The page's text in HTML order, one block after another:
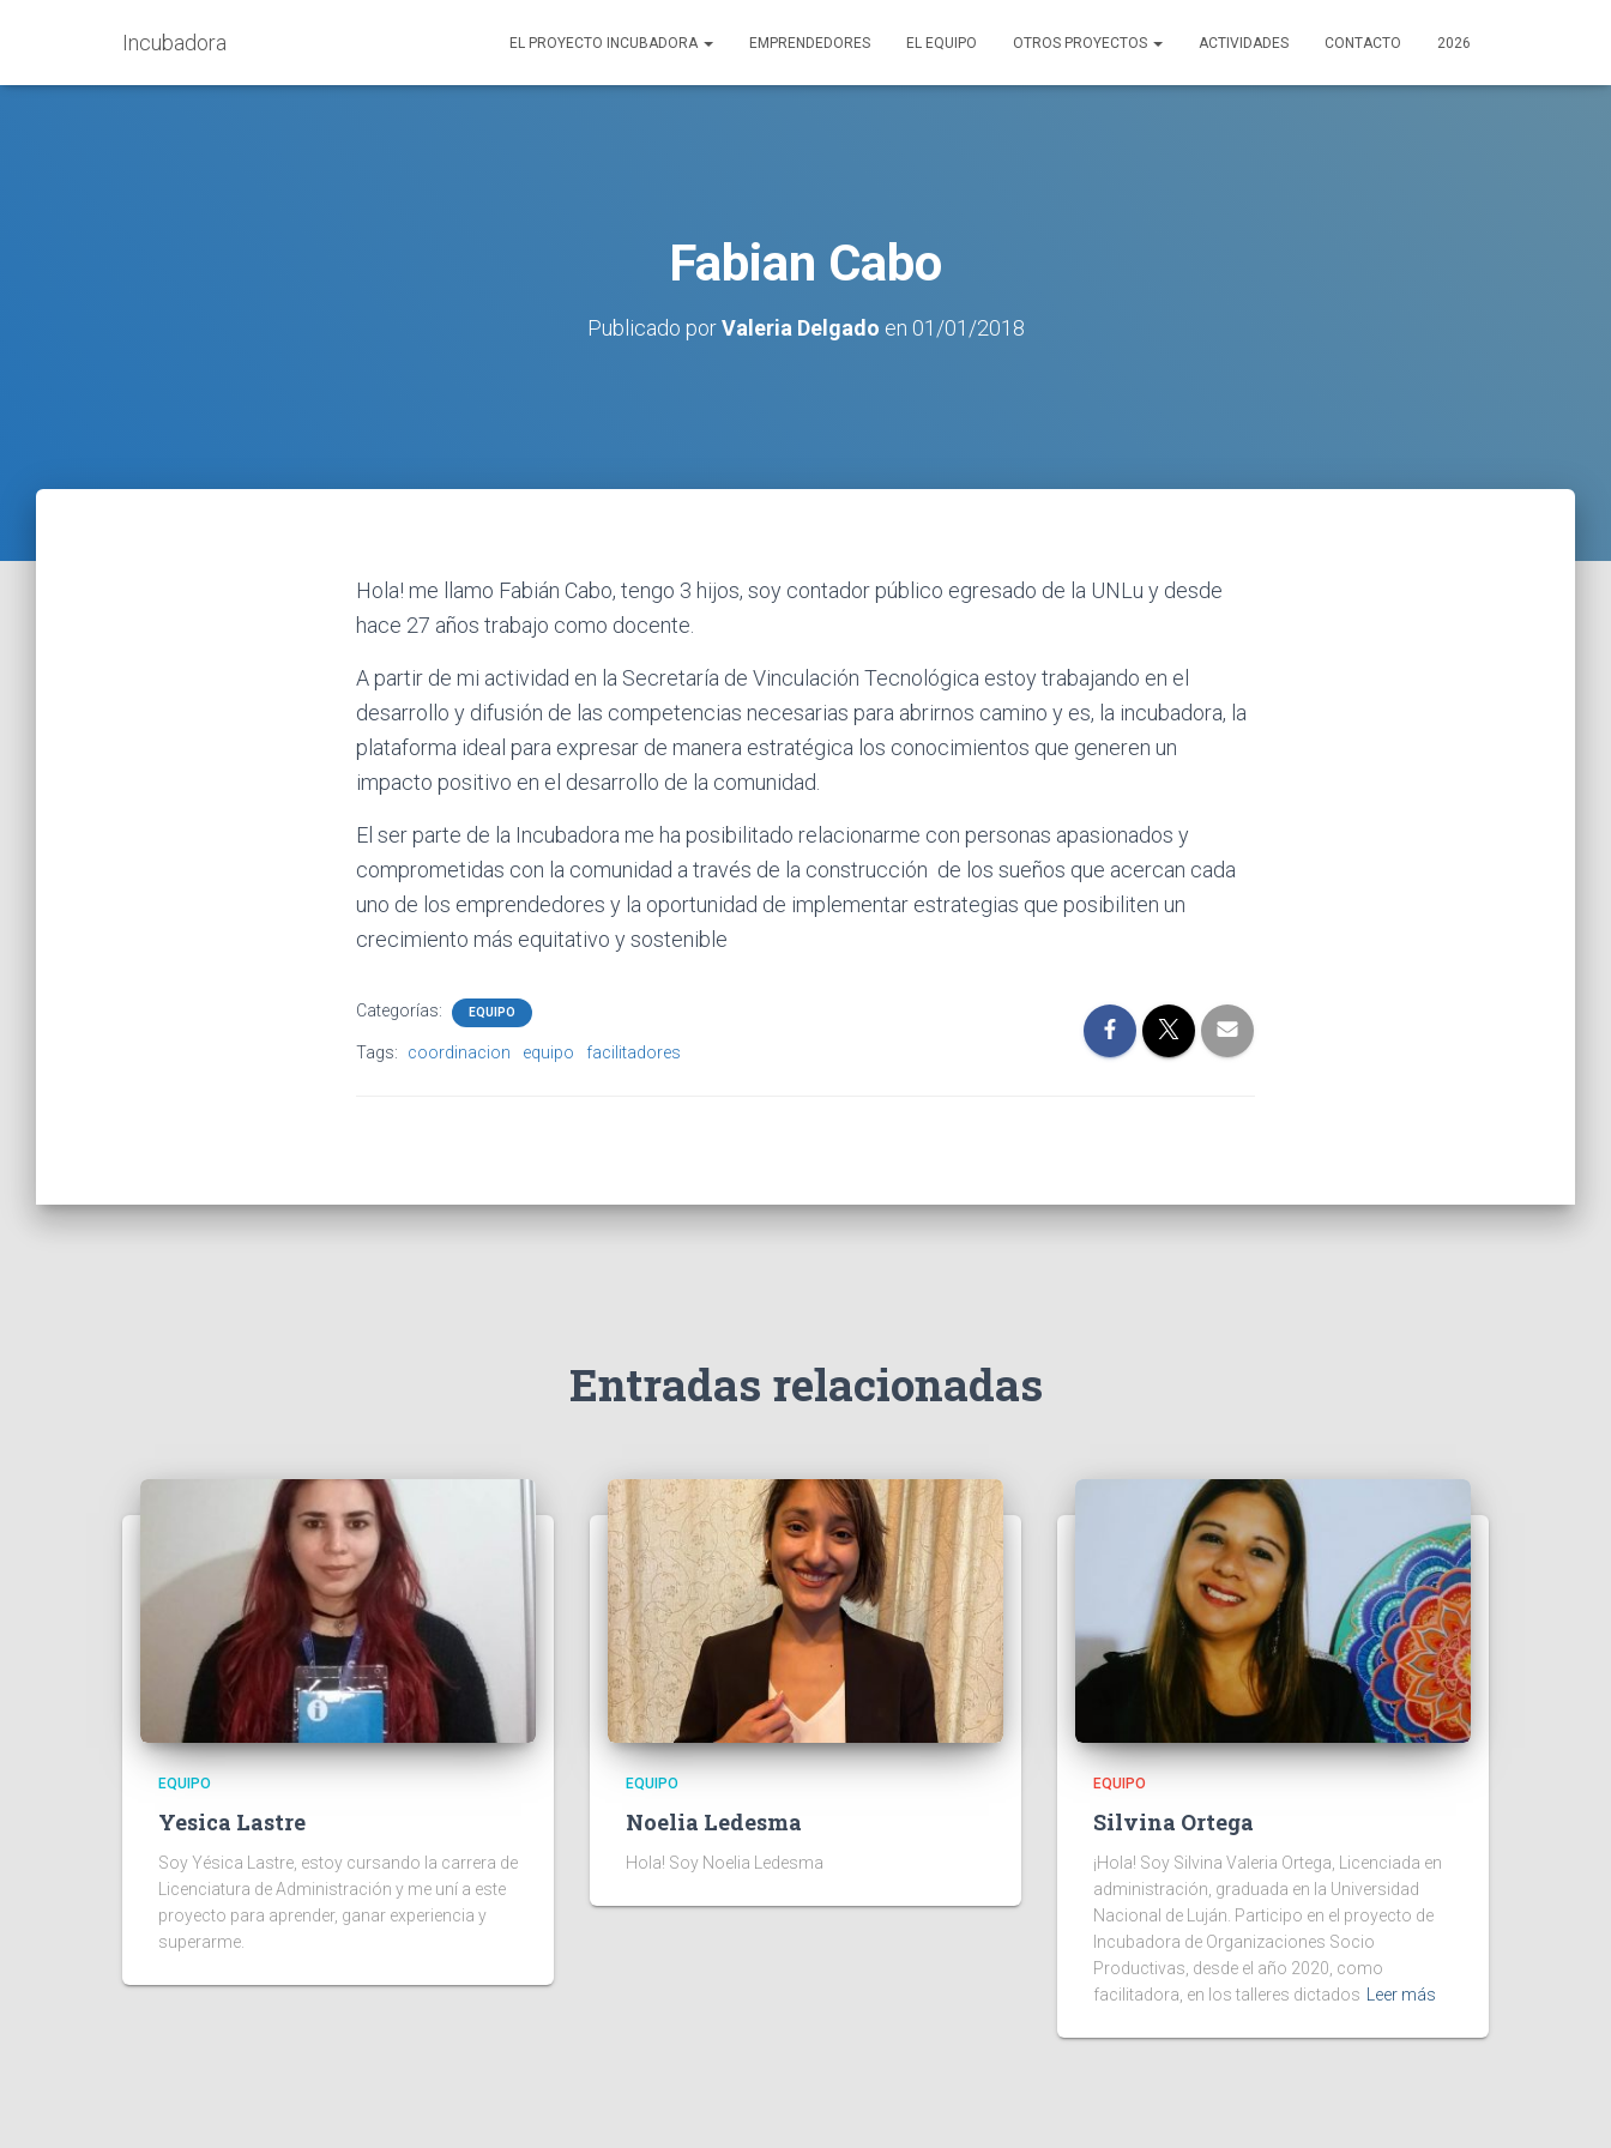
Incubadora EL PROYECTO INCUBADORA EMPRENDEDORES EL EQUIPO OTROS PROYECTOS ACTIVIDADES CONTACTO 2026
Fabian Cabo
Publicado porValeria Delgado en 01/01/2018
Hola! me llamo Fabián Cabo, tengo 3 hijos, soy contador público egresado de la UNLu y desde
hace 27 años trabajo como docente.
A partir de mi actividad en la Secretaría de Vinculación Tecnológica estoy trabajando en el
desarrollo y difusión de las competencias necesarias para abrirnos camino y es, la incubadora, la
plataforma ideal para expresar de manera estratégica los conocimientos que generen un
impacto positivo en el desarrollo de la comunidad.
El ser parte de la Incubadora me ha posibilitado relacionarme con personas apasionados y
comprometidas con la comunidad a través de la construcción de los sueños que acercan cada
uno de los emprendedores y la oportunidad de implementar estrategias que posibiliten un
crecimiento más equitativo y sostenible
Categorías: EQUIPO
Tags: coordinacion equipo facilitadores
Entradas relacionadas
EQUIPO
Yesica Lastre
Soy Yésica Lastre, estoy cursando la carrera de
Licenciatura de Administración y me uní a este
proyecto para aprender, ganar experiencia y
superarme.
EQUIPO
Noelia Ledesma
Hola! Soy Noelia Ledesma
EQUIPO
Silvina Ortega
¡Hola! Soy Silvina Valeria Ortega, Licenciada en
administración, graduada en la Universidad
Nacional de Luján. Participo en el proyecto de
Incubadora de Organizaciones Socio
Productivas, desde el año 2020, como
facilitadora, en los talleres dictados
Leer más